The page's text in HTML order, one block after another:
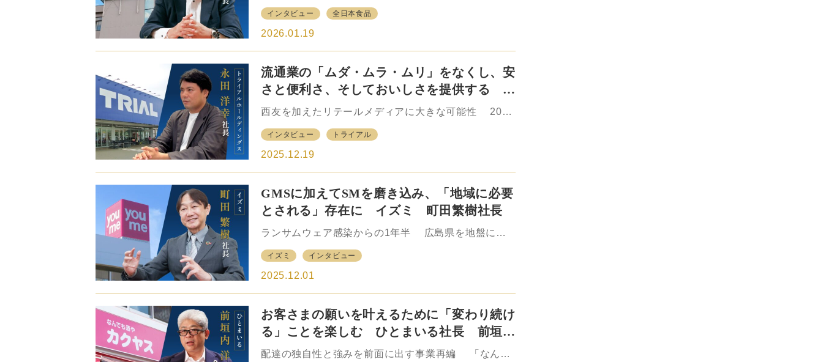
広がってきている。 一方で、同社が2019年に買収し
た丸三三…
経営者による小売主宰の共同仕入機構、ボランタリー
チェーンである全日本食品株式会社（前身は東京フー
売業に対抗するために中小の小売店が結束し、26人の
志を持った者が集まったという。 「加盟店」「協同
組合」「全日本食品」が「三者対等な関係」で協力し
合いながら地域商業の発展に貢献してきた。現在、北
ン、また、日本最大級のボランタリーチェーンとして
およそ160…
インタビュー 全日本食品
2026.01.19
流通業の「ムダ・ムラ・ムリ」をなくし、安
さと便利さ、そしておいしさを提供する ト
ライアルホールディングス 永田洋幸代表取
西友を加えたリテールメディアに大きな可能性 2025
ても過言ではないのが、トライアルグループによる西
友買収だ。傘下の事業会社を通じて九州を地盤に全国
から西友の株式を取得し、完全子会社化した。24年12
月期で4835億円の年商規模を持つ西友を子会社化する
ことで、26年6月期の連結売上高は１兆3225億円を見
込むなど、小売業界での存在感は一気に高まった。
関東、中部、関西、東北に店舗を展開するものの圧
倒…
インタビュー トライアル
2025.12.19
GMSに加えてSMを磨き込み、「地域に必要
とされる」存在に イズミ 町田繁樹社長
ランサムウェア感染からの1年半 広島県を地盤に中
して長年に渡って存在感を高めてきたイズミ。日本の
小売業界の成長をけん引した総合スーパー（GMS）を
（RSC）へと進化させ、多数の繁盛店を誕生させてき
た。21世紀に入り、衣住の売上不振によって収益力が
低下してきたGMSの中にあっても、テナント収入を含
めた形の高収益のビジネスモデルを築き、高い営業利
イズミ インタビュー
2025.12.01
お客さまの願いを叶えるために「変わり続け
る」ことを楽しむ ひとまいる社長 前垣内
洋行
配達の独自性と強みを前面に出す事業再編 「なんで